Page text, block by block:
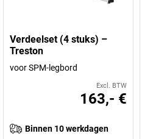
Verdeelset (4 stuks) –
Treston
voor SPM-legbord
Excl. BTW
163,- €
Binnen 10 werkdagen